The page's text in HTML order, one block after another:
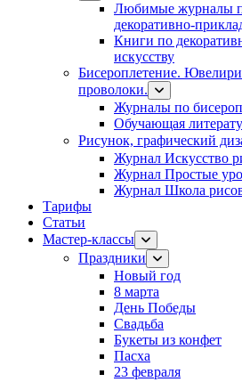
Любимые журналы
декоративно-
Книги по
искусству
Бисероплетение.
проволоки.
Журналы по
Обучающая
Рисунок, графический
Журнал Искусство
Журнал Простые
Журнал Школа
Тарифы
Статьи
Мастер-классы
Праздники
Новый год
8 марта
День Победы
Свадьба
Букеты из конфет
Пасха
23 февраля